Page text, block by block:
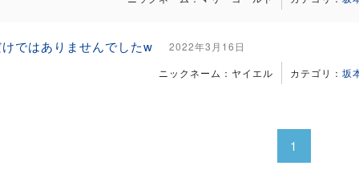
ではありませんでしたw
2022年3月16日
ニックネーム：ヤイエル
カテゴリ： 坂
1